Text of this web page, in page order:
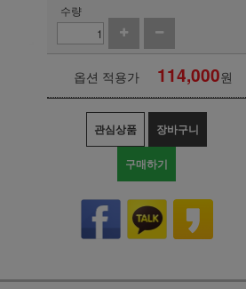
수량
옵션 적용가 114,000원
관심상품 장바구니
구매하기